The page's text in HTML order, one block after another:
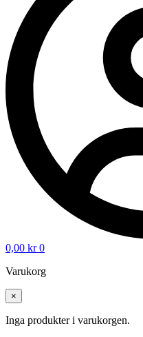
0,00 kr 0
Varukorg
×
Inga produkter i varukorgen.